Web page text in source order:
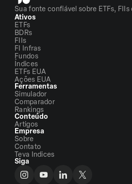
Sua fonte confiável sobre ETFs, FIIs
Ativos
ETFs
BDRs
FIIs
FI Infras
Fundos
Índices
ETFs EUA
Ações EUA
Ferramentas
Simulador
Comparador
Rankings
Conteúdo
Artigos
Empresa
Sobre
Contato
Teva Indices
Siga